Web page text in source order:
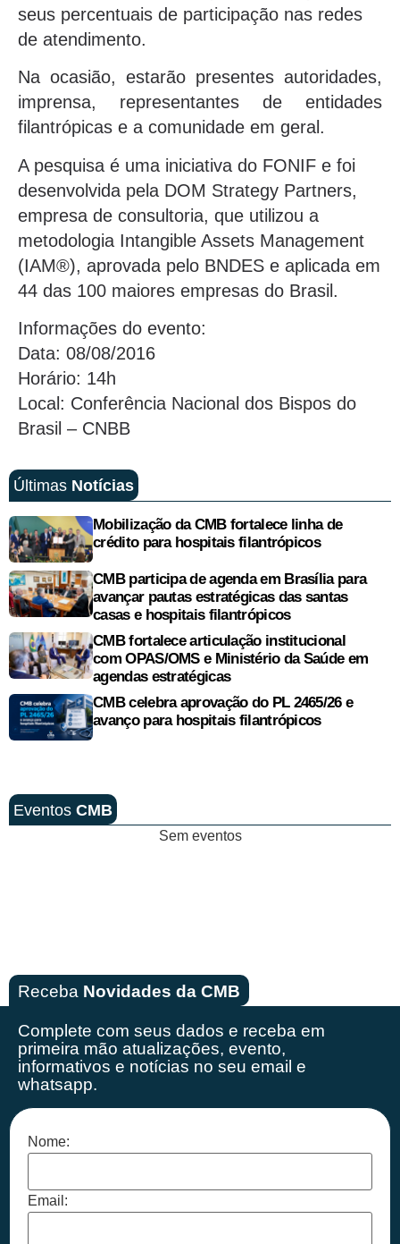
seus percentuais de participação nas redes
de atendimento.
Na ocasião, estarão presentes autoridades,
imprensa, representantes de entidades
filantrópicas e a comunidade em geral.
A pesquisa é uma iniciativa do FONIF e foi
desenvolvida pela DOM Strategy Partners,
empresa de consultoria, que utilizou a
metodologia Intangible Assets Management
(IAM®), aprovada pelo BNDES e aplicada em
44 das 100 maiores empresas do Brasil.
Informações do evento:
Data: 08/08/2016
Horário: 14h
Local: Conferência Nacional dos Bispos do
Brasil – CNBB
Últimas Notícias
Mobilização da CMB fortalece linha de
crédito para hospitais filantrópicos
CMB participa de agenda em Brasília para
avançar pautas estratégicas das santas
casas e hospitais filantrópicos
CMB fortalece articulação institucional
com OPAS/OMS e Ministério da Saúde em
agendas estratégicas
CMB celebra aprovação do PL 2465/26 e
avanço para hospitais filantrópicos
Eventos CMB
Sem eventos
Receba Novidades da CMB
Complete com seus dados e receba em
primeira mão atualizações, evento,
informativos e notícias no seu email e
whatsapp.
Nome:
Email: